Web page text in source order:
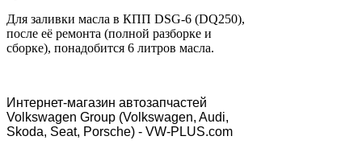
Для заливки масла в КПП DSG-6 (DQ250),
после её ремонта (полной разборке и
сборке), понадобится 6 литров масла.
Интернет-магазин автозапчастей
Volkswagen Group (Volkswagen, Audi,
Skoda, Seat, Porsche) - VW-PLUS.com